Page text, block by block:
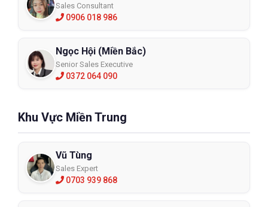
Sales Consultant
0906 018 986
Ngọc Hội (Miền Bắc)
Senior Sales Executive
0372 064 090
Khu Vực Miền Trung
Vũ Tùng
Sales Expert
0703 939 868